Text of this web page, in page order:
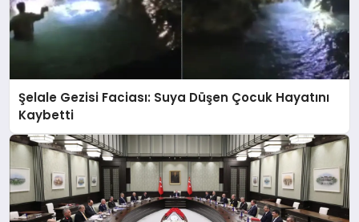
Şelale Gezisi Faciası: Suya Düşen Çocuk Hayatını
Kaybetti